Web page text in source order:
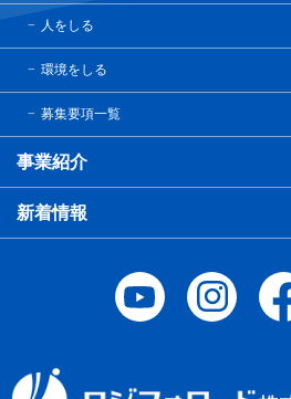
人をしる
環境をしる
募集要項一覧
事業紹介
新着情報